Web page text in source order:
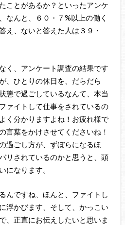
ことがあるか？といったアンケ
なんと、６０・７%以上の働く
え、ないと答えた人は３９・
く、アンケート調査の結果です
、ひとりの休日を、だらだら
態で過ごしているなんて、本当
ァイトして仕事をされているの
く分かりますよね！お疲れ様で
言葉をかけさせてくださいね！
過ごし方が、ずぼらになるほ
リされているのかと思うと、頭
になります。
んですね、ほんと、ファイトし
浮かびます、そして、かっこい
、正直にお伝えしたいと思いま